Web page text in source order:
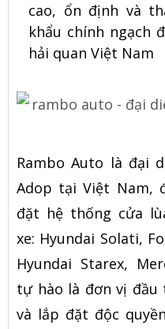
cao, ổn định và
khẩu chính ngạch
hải quan Việt Nam
Rambo Auto là đại
Adop tại Việt Nam,
đặt hệ thống cửa
xe: Hyundai Solati,
Hyundai Starex,
tự hào là đơn vị
và lắp đặt độc